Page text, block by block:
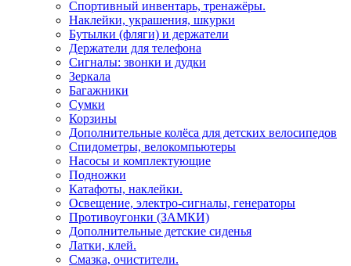
Спортивный инвентарь, тренажёры.
Наклейки, украшения, шкурки
Бутылки (фляги) и держатели
Держатели для телефона
Сигналы: звонки и дудки
Зеркала
Багажники
Сумки
Корзины
Дополнительные колёса для детских велосипедов
Спидометры, велокомпьютеры
Насосы и комплектующие
Подножки
Катафоты, наклейки.
Освещение, электро-сигналы, генераторы
Противоугонки (ЗАМКИ)
Дополнительные детские сиденья
Латки, клей.
Смазка, очистители.